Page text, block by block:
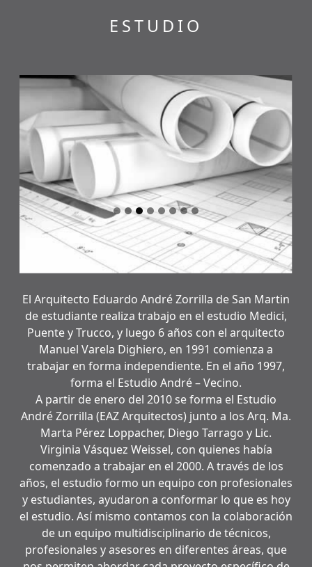
ESTUDIO
El Arquitecto Eduardo André Zorrilla de San Martin
de estudiante realiza trabajo en el estudio Medici,
Puente y Trucco, y luego 6 años con el arquitecto
Manuel Varela Dighiero, en 1991 comienza a
trabajar en forma independiente. En el año 1997,
forma el Estudio André – Vecino.
A partir de enero del 2010 se forma el Estudio
André Zorrilla (EAZ Arquitectos) junto a los Arq. Ma.
Marta Pérez Loppacher, Diego Tarrago y Lic.
Virginia Vásquez Weissel, con quienes había
comenzado a trabajar en el 2000. A través de los
años, el estudio formo un equipo con profesionales
y estudiantes, ayudaron a conformar lo que es hoy
el estudio. Así mismo contamos con la colaboración
de un equipo multidisciplinario de técnicos,
profesionales y asesores en diferentes áreas, que